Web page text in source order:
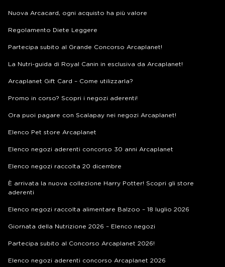
Nuova Arcacard, ogni acquisto ha più valore
Regolamento Diete Leggere
Partecipa subito al Grande Concorso Arcaplanet!
La Nutri-guida di Royal Canin in esclusiva da Arcaplanet!
Arcaplanet Gift Card – Come utilizzarla?
Promo in corso? Scopri i negozi aderenti!
Ora puoi pagare con Scalapay nei negozi Arcaplanet!
Elenco Pet store Arcaplanet
Elenco negozi aderenti concorso 30 anni Arcaplanet
Elenco negozi raccolta 20 dicembre
È arrivata la nuova collezione Harry Potter! Scopri gli store
aderenti
Elenco negozi raccolta alimentare Balzoo – 18 luglio 2026
Giornata della Nutrizione 2026 – Elenco negozi
Partecipa subito al Concorso Arcaplanet 2026!
Elenco negozi aderenti concorso Arcaplanet 2026